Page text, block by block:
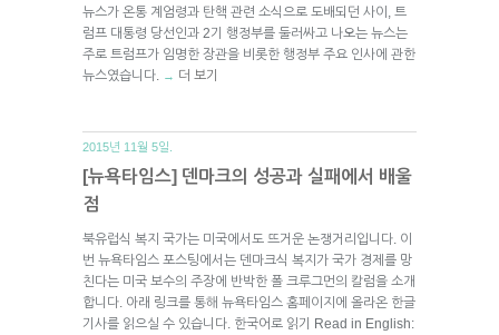
뉴스가 온통 계엄령과 탄핵 관련 소식으로 도배되던 사이, 트
럼프 대통령 당선인과 2기 행정부를 둘러싸고 나오는 뉴스는
주로 트럼프가 임명한 장관을 비롯한 행정부 주요 인사에 관한
뉴스였습니다.
→ 더 보기
2015년 11월 5일.
[뉴욕타임스] 덴마크의 성공과 실패에서 배울
점
북유럽식 복지 국가는 미국에서도 뜨거운 논쟁거리입니다. 이
번 뉴욕타임스 포스팅에서는 덴마크식 복지가 국가 경제를 망
친다는 미국 보수의 주장에 반박한 폴 크루그먼의 칼럼을 소개
합니다. 아래 링크를 통해 뉴욕타임스 홈페이지에 올라온 한글
기사를 읽으실 수 있습니다. 한국어로 읽기 Read in English: